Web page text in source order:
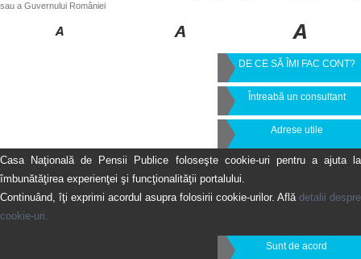
sau a Guvernului României
DE CE SĂ ÎMI FAC CONT?
Întreabă un consultant
Adrese utile
Casa Naţională de Pensii Publice foloseşte cookie-uri pentru a ajuta la
îmbunătăţirea experienţei şi funcţionalităţii portalului.
Continuând, îţi exprimi acordul asupra folosirii cookie-urilor. Află detalii despre
cookie-uri.
Sunt de acord